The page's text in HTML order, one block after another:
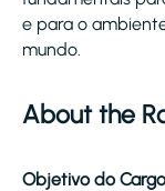
e para o
mundo.
About the
Objetivo do Cargo